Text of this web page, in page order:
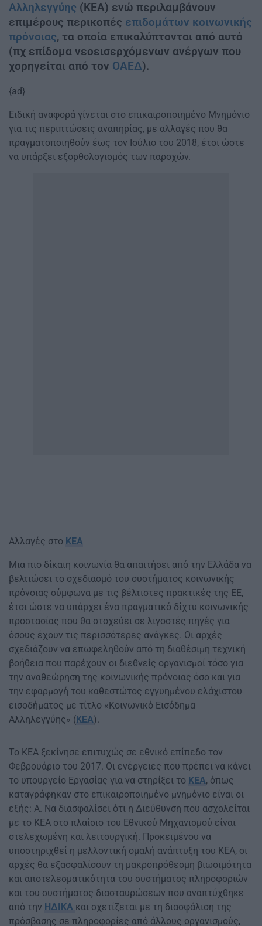
Αλληλεγγύης (ΚΕΑ) ενώ περιλαμβάνουν
επιμέρους περικοπές επιδομάτων κοινωνικής
πρόνοιας, τα οποία επικαλύπτονται από αυτό
(πχ επίδομα νεοεισερχόμενων ανέργων που
χορηγείται από τον ΟΑΕΔ).
{ad}
Ειδική αναφορά γίνεται στο επικαιροποιημένο Μνημόνιο
για τις περιπτώσεις αναπηρίας, με αλλαγές που θα
πραγματοποιηθούν έως τον Ιούλιο του 2018, έτσι ώστε
να υπάρξει εξορθολογισμός των παροχών.
Αλλαγές στο ΚΕΑ
Μια πιο δίκαιη κοινωνία θα απαιτήσει από την Ελλάδα να
βελτιώσει το σχεδιασμό του συστήματος κοινωνικής
πρόνοιας σύμφωνα με τις βέλτιστες πρακτικές της ΕΕ,
έτσι ώστε να υπάρχει ένα πραγματικό δίχτυ κοινωνικής
προστασίας που θα στοχεύει σε λιγοστές πηγές για
όσους έχουν τις περισσότερες ανάγκες. Οι αρχές
σχεδιάζουν να επωφεληθούν από τη διαθέσιμη τεχνική
βοήθεια που παρέχουν οι διεθνείς οργανισμοί τόσο για
την αναθεώρηση της κοινωνικής πρόνοιας όσο και για
την εφαρμογή του καθεστώτος εγγυημένου ελάχιστου
εισοδήματος με τίτλο «Κοινωνικό Εισόδημα
Αλληλεγγύης» (ΚΕΑ).
Το ΚΕΑ ξεκίνησε επιτυχώς σε εθνικό επίπεδο τον
Φεβρουάριο του 2017. Οι ενέργειες που πρέπει να κάνει
το υπουργείο Εργασίας για να στηρίξει το ΚΕΑ, όπως
καταγράφηκαν στο επικαιροποιημένο μνημόνιο είναι οι
εξής: Α. Να διασφαλίσει ότι η Διεύθυνση που ασχολείται
με το ΚΕΑ στο πλαίσιο του Εθνικού Μηχανισμού είναι
στελεχωμένη και λειτουργική. Προκειμένου να
υποστηριχθεί η μελλοντική ομαλή ανάπτυξη του ΚΕΑ, οι
αρχές θα εξασφαλίσουν τη μακροπρόθεσμη βιωσιμότητα
και αποτελεσματικότητα του συστήματος πληροφοριών
και του συστήματος διασταυρώσεων που αναπτύχθηκε
από την ΗΔΙΚΑ και σχετίζεται με τη διασφάλιση της
πρόσβασης σε πληροφορίες από άλλους οργανισμούς,